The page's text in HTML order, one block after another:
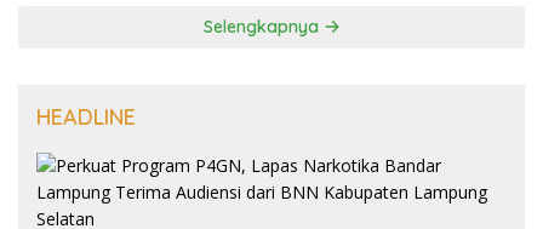
Selengkapnya
HEADLINE